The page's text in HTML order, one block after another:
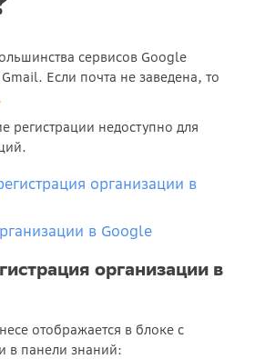
сервисов Google
Если почта не заведена, то
регистрации недоступно для
организации в
в Google
организации в
отображается в блоке с
в панели знаний: